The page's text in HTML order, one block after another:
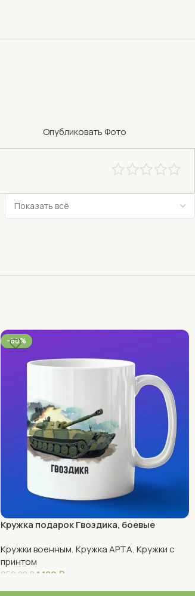
Опубликовать Фото
-60%
Кружка подарок Гвоздика, боевые
Кружки военным, Кружка АРТА, Кружки с
принтом
950,00 ₽ 1 180 ₽
В Корзину